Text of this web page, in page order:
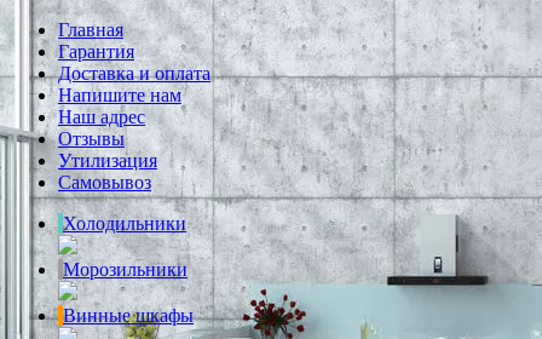
Главная
Гарантия
Доставка и оплата
Напишите нам
Наш адрес
Отзывы
Утилизация
Самовывоз
Холодильники
Морозильники
Винные шкафы